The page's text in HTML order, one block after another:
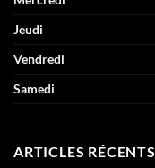
Jeudi
Vendredi
Samedi
ARTICLES RÉCENTS